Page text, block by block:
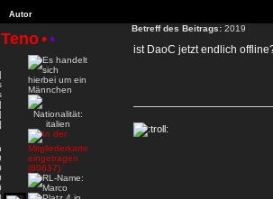
Autor
Teno••
Betreff des Beitrags: 2019
ist DaoC jetzt endlich